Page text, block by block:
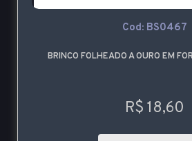
Cod: BS0467
BRINCO FOLHEADO A OURO EM
R$ 18,60